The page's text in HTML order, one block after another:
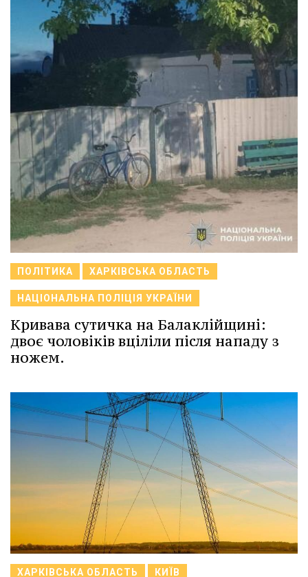
ПОЛІТИКА ХАРКІВСЬКА ОБЛАСТЬ
НАЦІОНАЛЬНА ПОЛІЦІЯ УКРАЇНИ
Кривава сутичка на Балаклійщині:
двоє чоловіків вціліли після нападу з
ножем.
ХАРКІВСЬКА ОБЛАСТЬ КИЇВ